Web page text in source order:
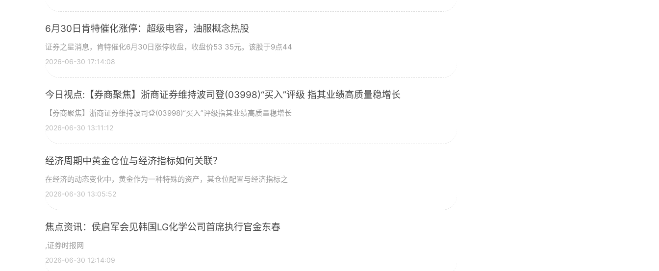
6月30日肯特催化涨停：超级电容，油服概念热股
证券之星消息，肯特催化6月30日涨停收盘，收盘价53 35元。该股于9点44
2026-06-30 17:14:08
今日视点:【券商聚焦】浙商证券维持波司登(03998)“买入”评级 指其业绩高质量稳增长
【券商聚焦】浙商证券维持波司登(03998)“买入”评级指其业绩高质量稳增长
2026-06-30 13:11:12
经济周期中黄金仓位与经济指标如何关联？
在经济的动态变化中，黄金作为一种特殊的资产，其仓位配置与经济指标之
2026-06-30 13:05:52
焦点资讯：侯启军会见韩国LG化学公司首席执行官金东春
,证券时报网
2026-06-30 12:14:09